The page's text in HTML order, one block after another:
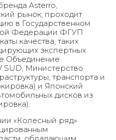
Asterro,
рынок, проходит
в Государственном
Федерации ФГУП
качества, таких
экспертных
Объединение
SUD, Министерство
транспорта и
и Японский
дисков из
«Колесный ряд»